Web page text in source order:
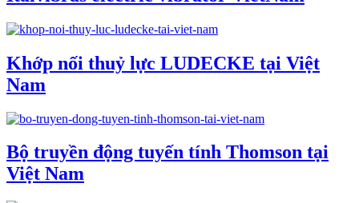
Khớp nối thuỷ lực LUDECKE tại Việt
Nam
Bộ truyền động tuyến tính Thomson tại
Việt Nam